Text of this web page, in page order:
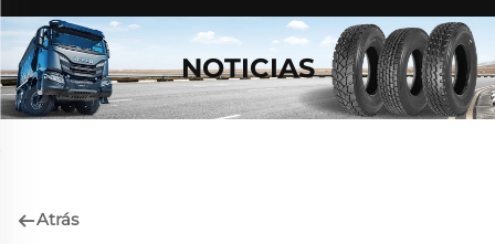
NOTICIAS
Atrás